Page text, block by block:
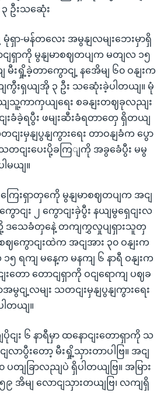
ဦးသဆေုံး
မုံရှာ-မန်တလေး အမွနျလမျးဘေးမှာရှိ
ျရှာကို မွနျမာစဈတပျက မတျလ ၁၅
မီးရှို့ခဲ့တာကွောငျ့ နအေိမျ ၆၀ ဝနျးက
ျကွီးရှယျအို ၃ ဦး သဆေုံးခဲ့ပါတယျ။ မုံ
သူ့ကာကှယျရေး စခနျးတဈခုလညျး
ျးခံခဲ့ရပွီး ဖမျးဆီးခံရတာတှေ ရှိတယျ
ျးမှနျပွနျကွားရေး တာဝနျခံက ပွော
တငျးပေးပို့ခကြျကို အခွခေံပွီး မမွ
မယျ။
ေးရှာတှကေို မွနျမာစဈတပျက အငျ
ာငျး ၂ ကွောငျးခှဲပွီး နယျမွရှေငျးလ
လို့ ဒသေခံတှနေဲ့ တကျကွှလှုပျရှားသူတှ
ကွောငျးထဲက အငျအား ၃၀ ဝနျးက
၅ ရကျ မနေ့က မနကျ ၆ နာရီ ဝနျးက
းတော တောငျရှာကို ဝငျရောကျ ပဈခ
ငျ့လမျး သတငျးမှနျပွနျကွားရေး
တယျ။
ငျး ၆ နာရီမှာ ထနောငျးတောရှာကို သ
လာပွီးတော့ မီးရှို့သှားတာပါဗြ။ အငျ
ပတျခြာလညျပဲ ရှိပါတယျဗြ။ အမြား
၉ အိမျ လောငျသှားတယျဗြ၊ လကျရှိ